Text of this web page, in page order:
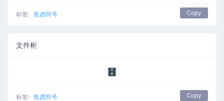
标签: 焦虑符号 Copy
文件柜
🗄️
标签: 焦虑符号 Copy